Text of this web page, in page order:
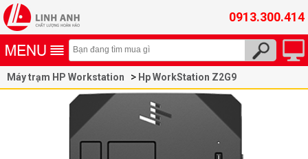
0913.300.414
Máy trạm HP Workstation Hp WorkStation Z2G9